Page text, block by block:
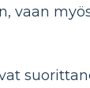
vaan